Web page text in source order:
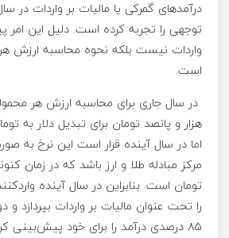
درآمدهای گمرکی یا مالیات بر واردات در
توجهی را تجربه کرده است. دلیل این امر
واردات نیست بلکه نحوه محاسبه ارزش هر
است.
هزار و پانصد تومان برای تبدیل دلار به
اما در سال آینده قرار است این نرخ به
تومان است. بنابراین در سال آینده
را تحت عنوان مالیات بر واردات بپردازد
۸۵ درصدی درآمد را برای خود پیش‌بینی کرده است.